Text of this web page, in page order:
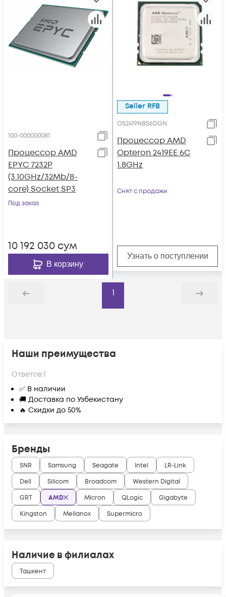
100-000000081
Процессор AMD
EPYC 7232P
(3.10GHz/32Mb/8-
core) Socket SP3
Под заказ
10 192 030 сум
В корзину
Seller RFB
OS2419NBS6DGN
Процессор AMD
Opteron 2419EE 6C
1.8GHz
Снят с продажи
Узнать о поступлении
Назад
1
Дальше
Наши преимущества
Ответов:1
✅ В наличии
🚚 Доставка по Узбекистану
🔥 Скидки до 50%
Бренды
SNR Samsung Seagate Intel
LR-Link
Dell
Silicom Broadcom
Western Digital
GRT
AMD Micron QLogic
Gigabyte
Kingston
Mellanox Supermicro
Наличие в филиалах
Ташкент